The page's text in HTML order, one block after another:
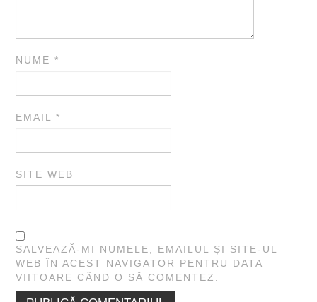
NUME*
EMAIL*
SITE WEB
SALVEAZĂ-MI NUMELE, EMAILUL ȘI SITE-UL
WEB ÎN ACEST NAVIGATOR PENTRU DATA
VIITOARE CÂND O SĂ COMENTEZ.